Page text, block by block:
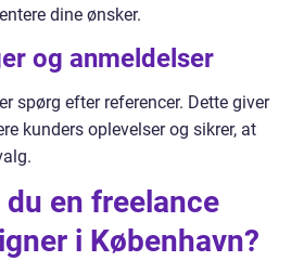
dine ønsker.
og anmeldelser
spørg efter referencer. Dette giver
kunders oplevelser og sikrer, at
en freelance
i København?